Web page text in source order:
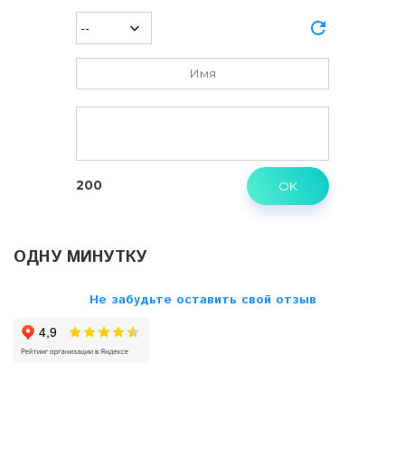
200
ОДНУ МИНУТКУ
Не забудьте оставить свой отзыв